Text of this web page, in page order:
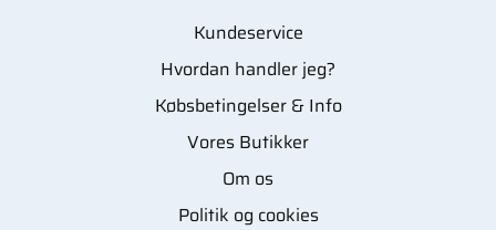
Kundeservice
Hvordan handler jeg?
Købsbetingelser & Info
Vores Butikker
Om os
Politik og cookies